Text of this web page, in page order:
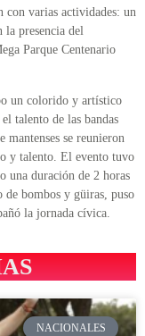
con varias actividades: un
la presencia del
Parque Centenario
un colorido y artístico
talento de las bandas
mantenses se reunieron
y talento. El evento tuvo
una duración de 2 horas
bombos y güiras, puso
la jornada cívica.
NACIONALES